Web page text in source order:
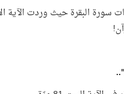
سورة البقرة حيث وردت الآية